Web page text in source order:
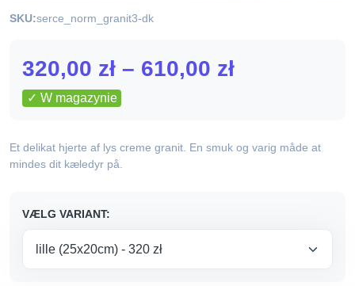
SKU:serce_norm_granit3-dk
320,00 zł – 610,00 złZakres
610,00 zł
✓ W magazynie
Et delikat hjerte af lys creme granit. En smuk og varig måde at
mindes dit kæledyr på.
VÆLG VARIANT: